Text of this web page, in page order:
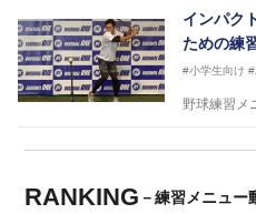
インパク
ための練
#小学生向け #
野球練習メ
RANKING －練習メニュー